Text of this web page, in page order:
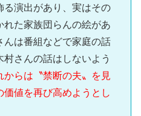
る演出があり、実はその
れた家族団らんの絵があ
んは番組などで家庭の話
さんの話はしないよう
からは〝禁断の夫〟を見
値を再び高めようとし